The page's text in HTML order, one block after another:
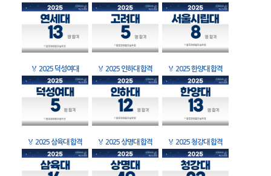
🏅 2025 덕성여대 🏅 2025 인하대 합격 🏅 2025 한양대 합격
🏅 2025 삼육대 합격 🏅 2025 상명대 합격 🏅 2025 청강대 합격